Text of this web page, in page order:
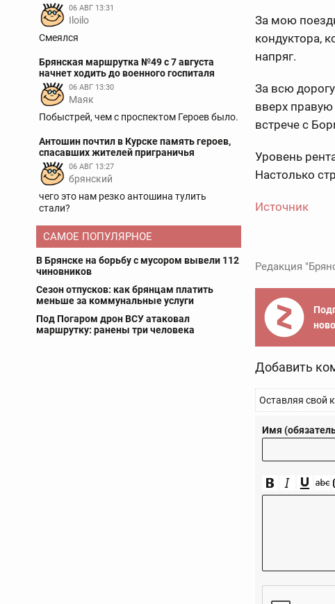
06 АВГ 13:31
Iloilo
Смеялся
Брянская маршрутка №49 с 7 августа
начнет ходить до военного госпиталя
06 АВГ 13:30
Маяк
Побыстрей, чем с проспектом Героев было.
Антошин почтил в Курске память героев,
спасавших жителей приграничья
06 АВГ 13:27
брянский
чего это нам резко антошина тулить
стали?
САМОЕ ПОПУЛЯРНОЕ
В Брянске на борьбу с мусором вывели 112
чиновников
Сезон отпусков: как брянцам платить
меньше за коммунальные услуги
Под Погаром дрон ВСУ атаковал
маршрутку: ранены три человека
За мою
кондуктора,
напряг.
За всю
вверх
встрече с
Уровень
Настолько
Источник
Редакция
Добавить
Оставляя свой
Имя